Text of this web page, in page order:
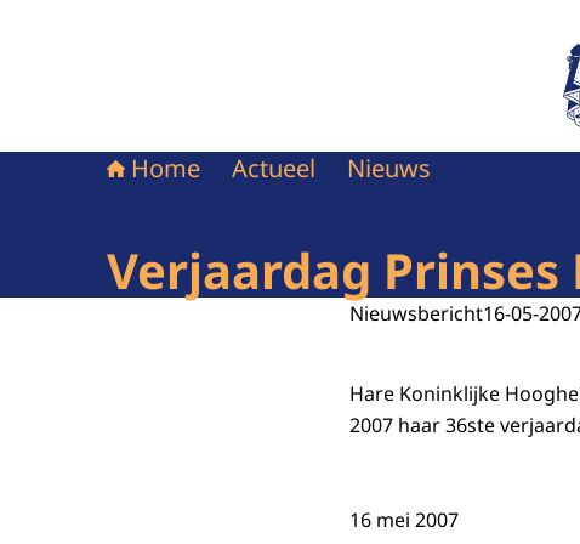
Home Actueel Nieuws
Verjaardag Prinses
Nieuwsbericht16-05-
Hare Koninklijke
2007 haar 36ste
16 mei 2007